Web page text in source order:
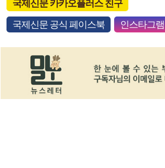
국제신문 카카오플러스 친구
국제신문 공식 페이스북 인스타그램